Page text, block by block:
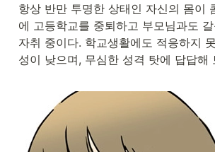
항상 반만 투명한 상태인 자신의 몸이
에 고등학교를 중퇴하고 부모님과도
자취 중이다. 학교생활에도 적응하지
성이 낮으며, 무심한 성격 탓에 답답해